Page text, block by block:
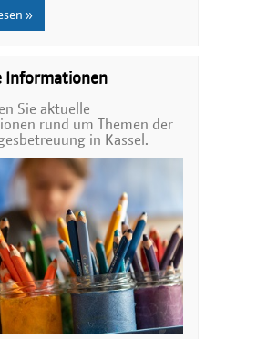
»
Informationen
Sie aktuelle
rund um Themen der
in Kassel.